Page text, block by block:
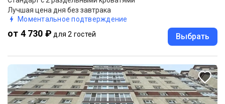
Лучшая цена дня без завтрака
Моментальное подтверждение
от 4 730 ₽ для 2 гостей Выбрать